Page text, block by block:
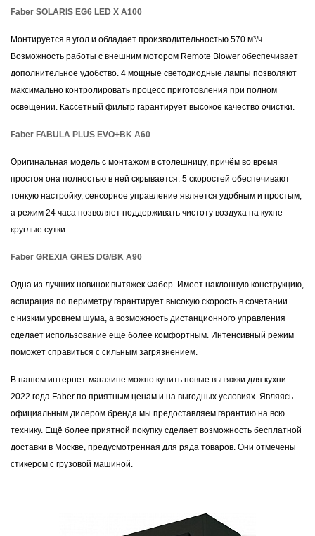
Faber SOLARIS EG6 LED X A100
Монтируется в угол и обладает производительностью 570 м³/ч.
Возможность работы с внешним мотором Remote Blower обеспечивает
дополнительное удобство. 4 мощные светодиодные лампы позволяют
максимально контролировать процесс приготовления при полном
освещении. Кассетный фильтр гарантирует высокое качество очистки.
Faber FABULA PLUS EVO+BK A60
Оригинальная модель с монтажом в столешницу, причём во время
простоя она полностью в ней скрывается. 5 скоростей обеспечивают
тонкую настройку, сенсорное управление является удобным и простым,
а режим 24 часа позволяет поддерживать чистоту воздуха на кухне
круглые сутки.
Faber GREXIA GRES DG/BK A90
Одна из лучших новинок вытяжек Фабер. Имеет наклонную конструкцию,
аспирация по периметру гарантирует высокую скорость в сочетании
с низким уровнем шума, а возможность дистанционного управления
сделает использование ещё более комфортным. Интенсивный режим
поможет справиться с сильным загрязнением.
В нашем интернет-магазине можно купить новые вытяжки для кухни
2022 года Faber по приятным ценам и на выгодных условиях. Являясь
официальным дилером бренда мы предоставляем гарантию на всю
технику. Ещё более приятной покупку сделает возможность бесплатной
доставки в Москве, предусмотренная для ряда товаров. Они отмечены
стикером с грузовой машиной.